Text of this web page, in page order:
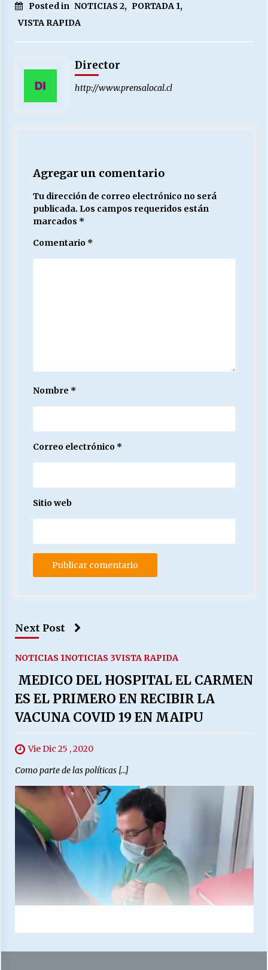
30/04/2026
Posted in NOTICIAS 2, PORTADA 1,
VISTA RAPIDA
Director
http://www.prensalocal.cl
Agregar un comentario
Tu dirección de correo electrónico no será
publicada. Los campos requeridos están
marcados *
Comentario *
Nombre *
Correo electrónico *
Sitio web
Next Post
NOTICIAS 1NOTICIAS 3VISTA RAPIDA
MEDICO DEL HOSPITAL EL CARMEN
ES EL PRIMERO EN RECIBIR LA
VACUNA COVID 19 EN MAIPU
Vie Dic 25 , 2020
Como parte de las políticas […]